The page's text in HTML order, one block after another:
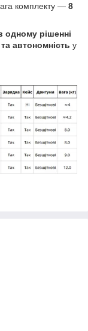
комплекту — 8
одному рішенні
автономність у